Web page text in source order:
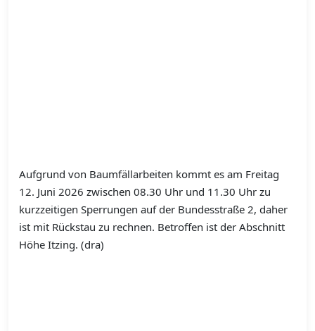
Aufgrund von Baumfällarbeiten kommt es am Freitag
12. Juni 2026 zwischen 08.30 Uhr und 11.30 Uhr zu
kurzzeitigen Sperrungen auf der Bundesstraße 2, daher
ist mit Rückstau zu rechnen. Betroffen ist der Abschnitt
Höhe Itzing. (dra)